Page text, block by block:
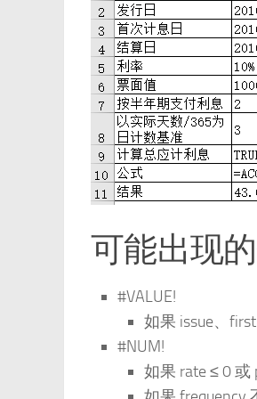
可能出现
#VALUE!
如果 issue、
#NUM!
如果 rate ≤ 0 或